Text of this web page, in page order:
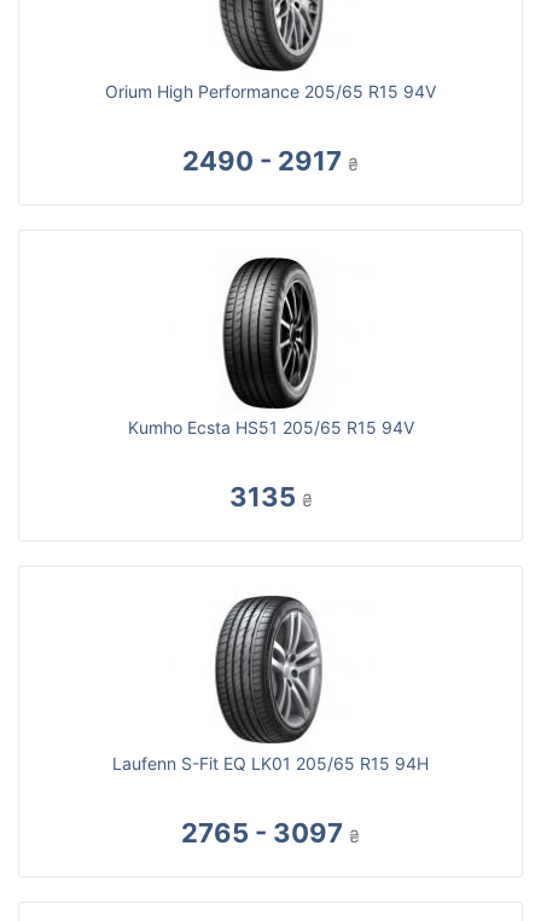
Orium High Performance 205/65 R15 94V
2490 - 2917 ₴
Kumho Ecsta HS51 205/65 R15 94V
3135 ₴
Laufenn S-Fit EQ LK01 205/65 R15 94H
2765 - 3097 ₴